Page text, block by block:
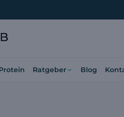
Ratgeber Blog